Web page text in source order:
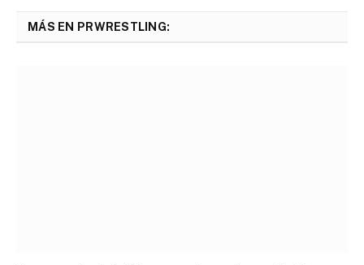
MÁS EN PRWRESTLING: